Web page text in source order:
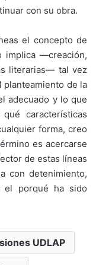
con su obra.
el concepto de
implica ―creación,
literarias― tal vez
planteamiento de la
adecuado y lo que
características
forma, creo
es acercarse
de estas líneas
con detenimiento,
el porqué ha sido
UDLAP